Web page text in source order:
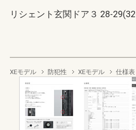
リシェント玄関ドア３ 28-
XEモデル 防犯性 XEモデル 仕様表